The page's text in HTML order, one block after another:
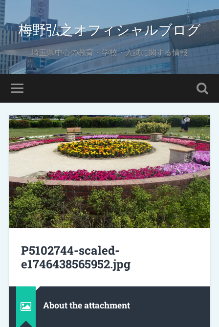
梅野弘之オフィシャルブログ
埼玉県中心の教育・学校・入試に関する情報
P5102744-scaled-
e1746438565952.jpg
About the attachment